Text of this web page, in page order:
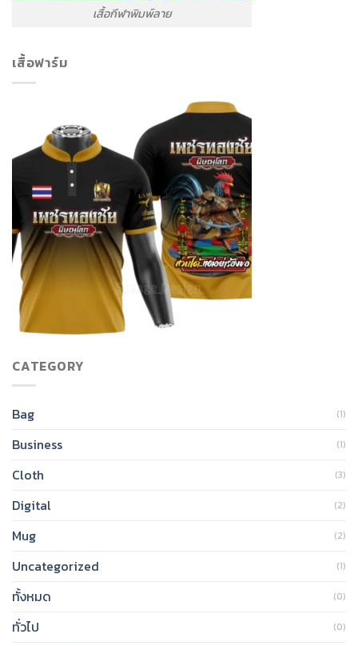
เสื้อกีฬาพิมพ์ลาย
เสื้อฟาร์ม
CATEGORY
Bag (1)
Business (1)
Cloth (3)
Digital (2)
Mug (2)
Uncategorized (1)
ทั้งหมด (0)
ทั่วไป (0)